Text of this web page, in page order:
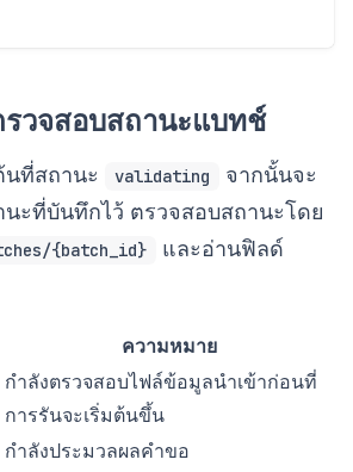
วจสอบสถานะแบทช์
นที่สถานะ validating
จากนั้นจะ
ะที่บันทึกไว้ ตรวจสอบสถานะโดย
{batch_id} และอ่านฟิลด์
ความหมาย
กำลังตรวจสอบไฟล์ข้อมูลนำเข้าก่อนที่
การรันจะเริ่มต้นขึ้น
กำลังประมวลผลคำขอ